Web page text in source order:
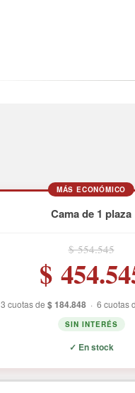
MÁS ECONÓMICO
Cama de 1 plaza
$ 554.545
$
3 cuotas de $ 184.848 · 6 cuotas
SIN INTERÉS
✓ En stock